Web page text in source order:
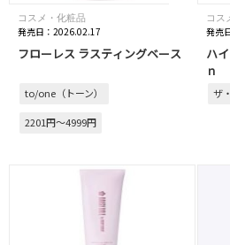
コスメ・化粧品
発売日：2026.02.17
フローレス ラスティングベース
to/one（トーン）
2201円～4999円
コス
発売
ハ
ｎ
ザ